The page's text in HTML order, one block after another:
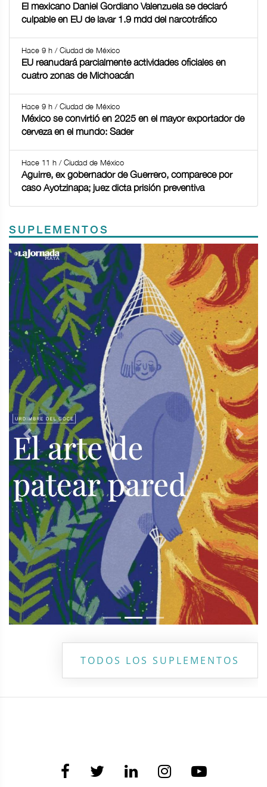
El mexicano Daniel Gordiano Valenzuela se declaró
culpable en EU de lavar 1.9 mdd del narcotráfico
Hace 9 h / Ciudad de México
EU reanudará parcialmente actividades oficiales en
cuatro zonas de Michoacán
Hace 9 h / Ciudad de México
México se convirtió en 2025 en el mayor exportador de
cerveza en el mundo: Sader
Hace 11 h / Ciudad de México
Aguirre, ex gobernador de Guerrero, comparece por
caso Ayotzinapa; juez dicta prisión preventiva
SUPLEMENTOS
Previous Next
TODOS LOS SUPLEMENTOS